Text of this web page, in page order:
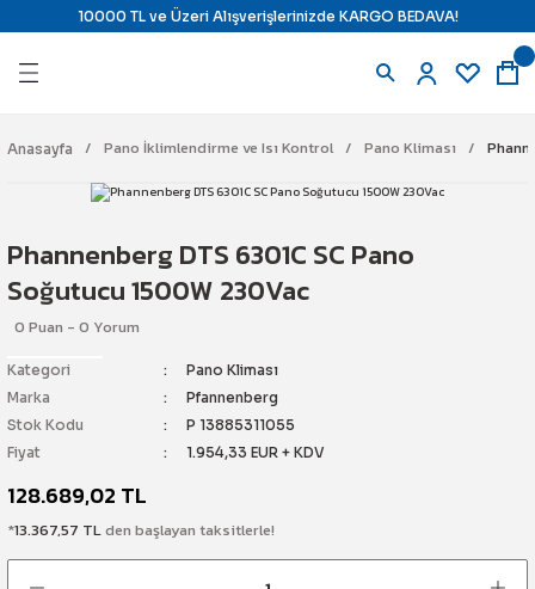
10000 TL ve Üzeri Alışverişlerinizde KARGO BEDAVA!
Geri Dön
Ribbon
Etiketi
Etiketi
Etiketi
Etiketi
Geri Dön
ve Isı Kontrol
Ürünler
Geri Dön
Çözümleri
Karşı Kilitleme
İstasyonları
Söndürme
Geri Dön
Ürünler
Anasayfa Pano İklimlendirme ve Isı Kontrol Pano Kliması
Phannenberg DTS 6301C SC Pano
Soğutucu 1500W 230Vac
0 Puan - 0 Yorum
Kategori
Pano Kliması
Marka
Pfannenberg
Stok Kodu
P 13885311055
Fiyat
1.954,33 EUR + KDV
128.689,02 TL
*13.367,57 TLden başlayan taksitlerle!